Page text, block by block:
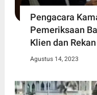
Pengacara
Pemeriksaan
Klien dan
Agustus 14, 2023